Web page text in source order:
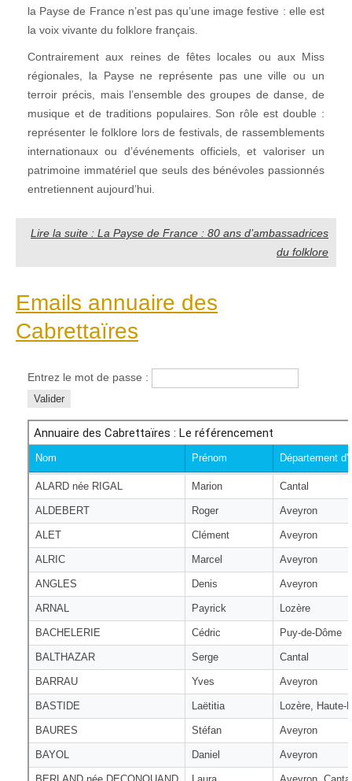
la Payse de France n’est pas qu’une image festive : elle est
la voix vivante du folklore français.
Contrairement aux reines de fêtes locales ou aux Miss
régionales, la Payse ne représente pas une ville ou un
terroir précis, mais l’ensemble des groupes de danse, de
musique et de traditions populaires. Son rôle est double :
représenter le folklore lors de festivals, de rassemblements
internationaux ou d’événements officiels, et valoriser un
patrimoine immatériel que seuls des bénévoles passionnés
entretiennent aujourd’hui.
Lire la suite : La Payse de France : 80 ans d’ambassadrices
du folklore
Emails annuaire des
Cabrettaïres
Entrez le mot de passe :
Valider